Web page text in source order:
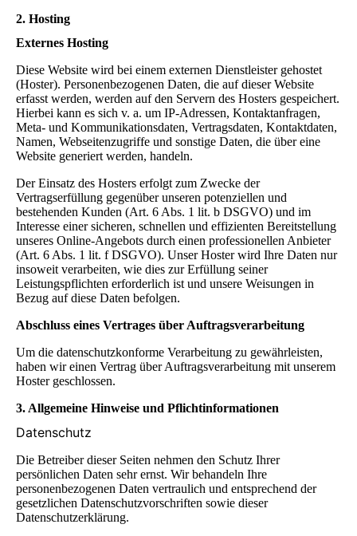
2. Hosting
Externes Hosting
Diese Website wird bei einem externen Dienstleister gehostet
(Hoster). Personenbezogenen Daten, die auf dieser Website
erfasst werden, werden auf den Servern des Hosters gespeichert.
Hierbei kann es sich v. a. um IP-Adressen, Kontaktanfragen,
Meta- und Kommunikationsdaten, Vertragsdaten, Kontaktdaten,
Namen, Webseitenzugriffe und sonstige Daten, die über eine
Website generiert werden, handeln.
Der Einsatz des Hosters erfolgt zum Zwecke der
Vertragserfüllung gegenüber unseren potenziellen und
bestehenden Kunden (Art. 6 Abs. 1 lit. b DSGVO) und im
Interesse einer sicheren, schnellen und effizienten Bereitstellung
unseres Online-Angebots durch einen professionellen Anbieter
(Art. 6 Abs. 1 lit. f DSGVO). Unser Hoster wird Ihre Daten nur
insoweit verarbeiten, wie dies zur Erfüllung seiner
Leistungspflichten erforderlich ist und unsere Weisungen in
Bezug auf diese Daten befolgen.
Abschluss eines Vertrages über Auftragsverarbeitung
Um die datenschutzkonforme Verarbeitung zu gewährleisten,
haben wir einen Vertrag über Auftragsverarbeitung mit unserem
Hoster geschlossen.
3. Allgemeine Hinweise und Pflichtinformationen
Datenschutz
Die Betreiber dieser Seiten nehmen den Schutz Ihrer
persönlichen Daten sehr ernst. Wir behandeln Ihre
personenbezogenen Daten vertraulich und entsprechend der
gesetzlichen Datenschutzvorschriften sowie dieser
Datenschutzerklärung.